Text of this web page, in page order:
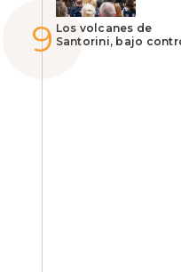
Los volcanes de
Santorini, bajo